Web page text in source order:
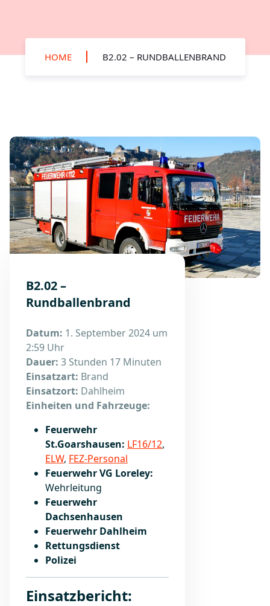
HOME B2.02 – RUNDBALLENBRAND
B2.02 –
Rundballenbrand
Datum: 1. September 2024 um
2:59 Uhr
Dauer: 3 Stunden 17 Minuten
Einsatzart: Brand
Einsatzort: Dahlheim
Einheiten und Fahrzeuge:
Feuerwehr
St.Goarshausen: LF16/12,
ELW, FEZ-Personal
Feuerwehr VG Loreley:
Wehrleitung
Feuerwehr
Dachsenhausen
Feuerwehr Dahlheim
Rettungsdienst
Polizei
Einsatzbericht: